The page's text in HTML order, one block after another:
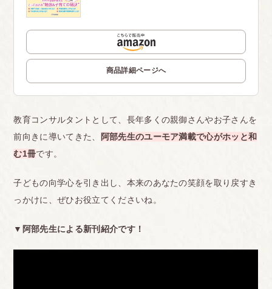
商品詳細ページへ
教育コンサルタントとして、長年多くの親御さんやお子さんを
前向きに導いてきた、
阿部先生のユーモア満載で心がホッと和
む1冊です。
子どもの向学心を引き出し、本来のあなたの笑顔を取り戻すき
っかけに、ぜひお役立てくださいね。
▼阿部先生による新刊紹介です！